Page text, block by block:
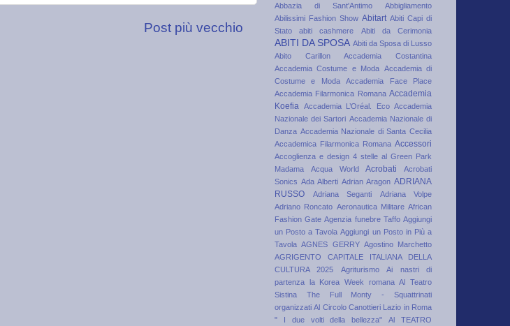
Post più vecchio
Abbazia di Sant'Antimo
Abbigliamento
Abilissimi Fashion Show Abitart Abiti Capi di
Stato
abiti cashmere Abiti da Cerimonia
ABITI DA SPOSA Abiti da Sposa di Lusso
Abito Carillon
Accademia Costantina
Accademia Costume e Moda Accademia di
Costume e Moda
Accademia Face Place
Accademia Filarmonica Romana Accademia
Koefia
Accademia L’Oréal. Eco Accademia
Nazionale dei Sartori Accademia Nazionale di
Danza Accademia Nazionale di Santa Cecilia
Accademica Filarmonica Romana Accessori
Accoglienza e design 4 stelle al Green Park
Madama
Acqua World Acrobati
Acrobati
Sonics Ada Alberti Adrian Aragon ADRIANA
RUSSO
Adriana Seganti
Adriana Volpe
Adriano Roncato Aeronautica Militare African
Fashion Gate Agenzia funebre Taffo Aggiungi
un Posto a Tavola Aggiungi un Posto in Più a
Tavola AGNES GERRY Agostino Marchetto
AGRIGENTO CAPITALE ITALIANA DELLA
CULTURA 2025
Agriturismo
Ai nastri di
partenza la Korea Week romana Al Teatro
Sistina The Full Monty - Squattrinati
organizzati Al Circolo Canottieri Lazio in Roma
" I due volti della bellezza"
Al TEATRO